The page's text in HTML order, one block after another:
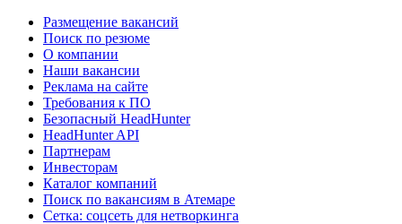
Размещение вакансий
Поиск по резюме
О компании
Наши вакансии
Реклама на сайте
Требования к ПО
Безопасный HeadHunter
HeadHunter API
Партнерам
Инвесторам
Каталог компаний
Поиск по вакансиям в Атемаре
Сетка: соцсеть для нетворкинга